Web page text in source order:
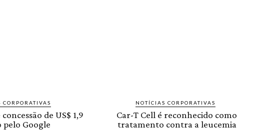
CORPORATIVAS
de US$ 1,9
pelo Google
NOTÍCIAS CORPORATIVAS
Car-T Cell é reconhecido como
tratamento contra a leucemia